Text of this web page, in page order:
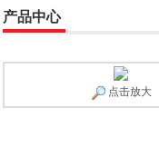
产品中心
点击放大